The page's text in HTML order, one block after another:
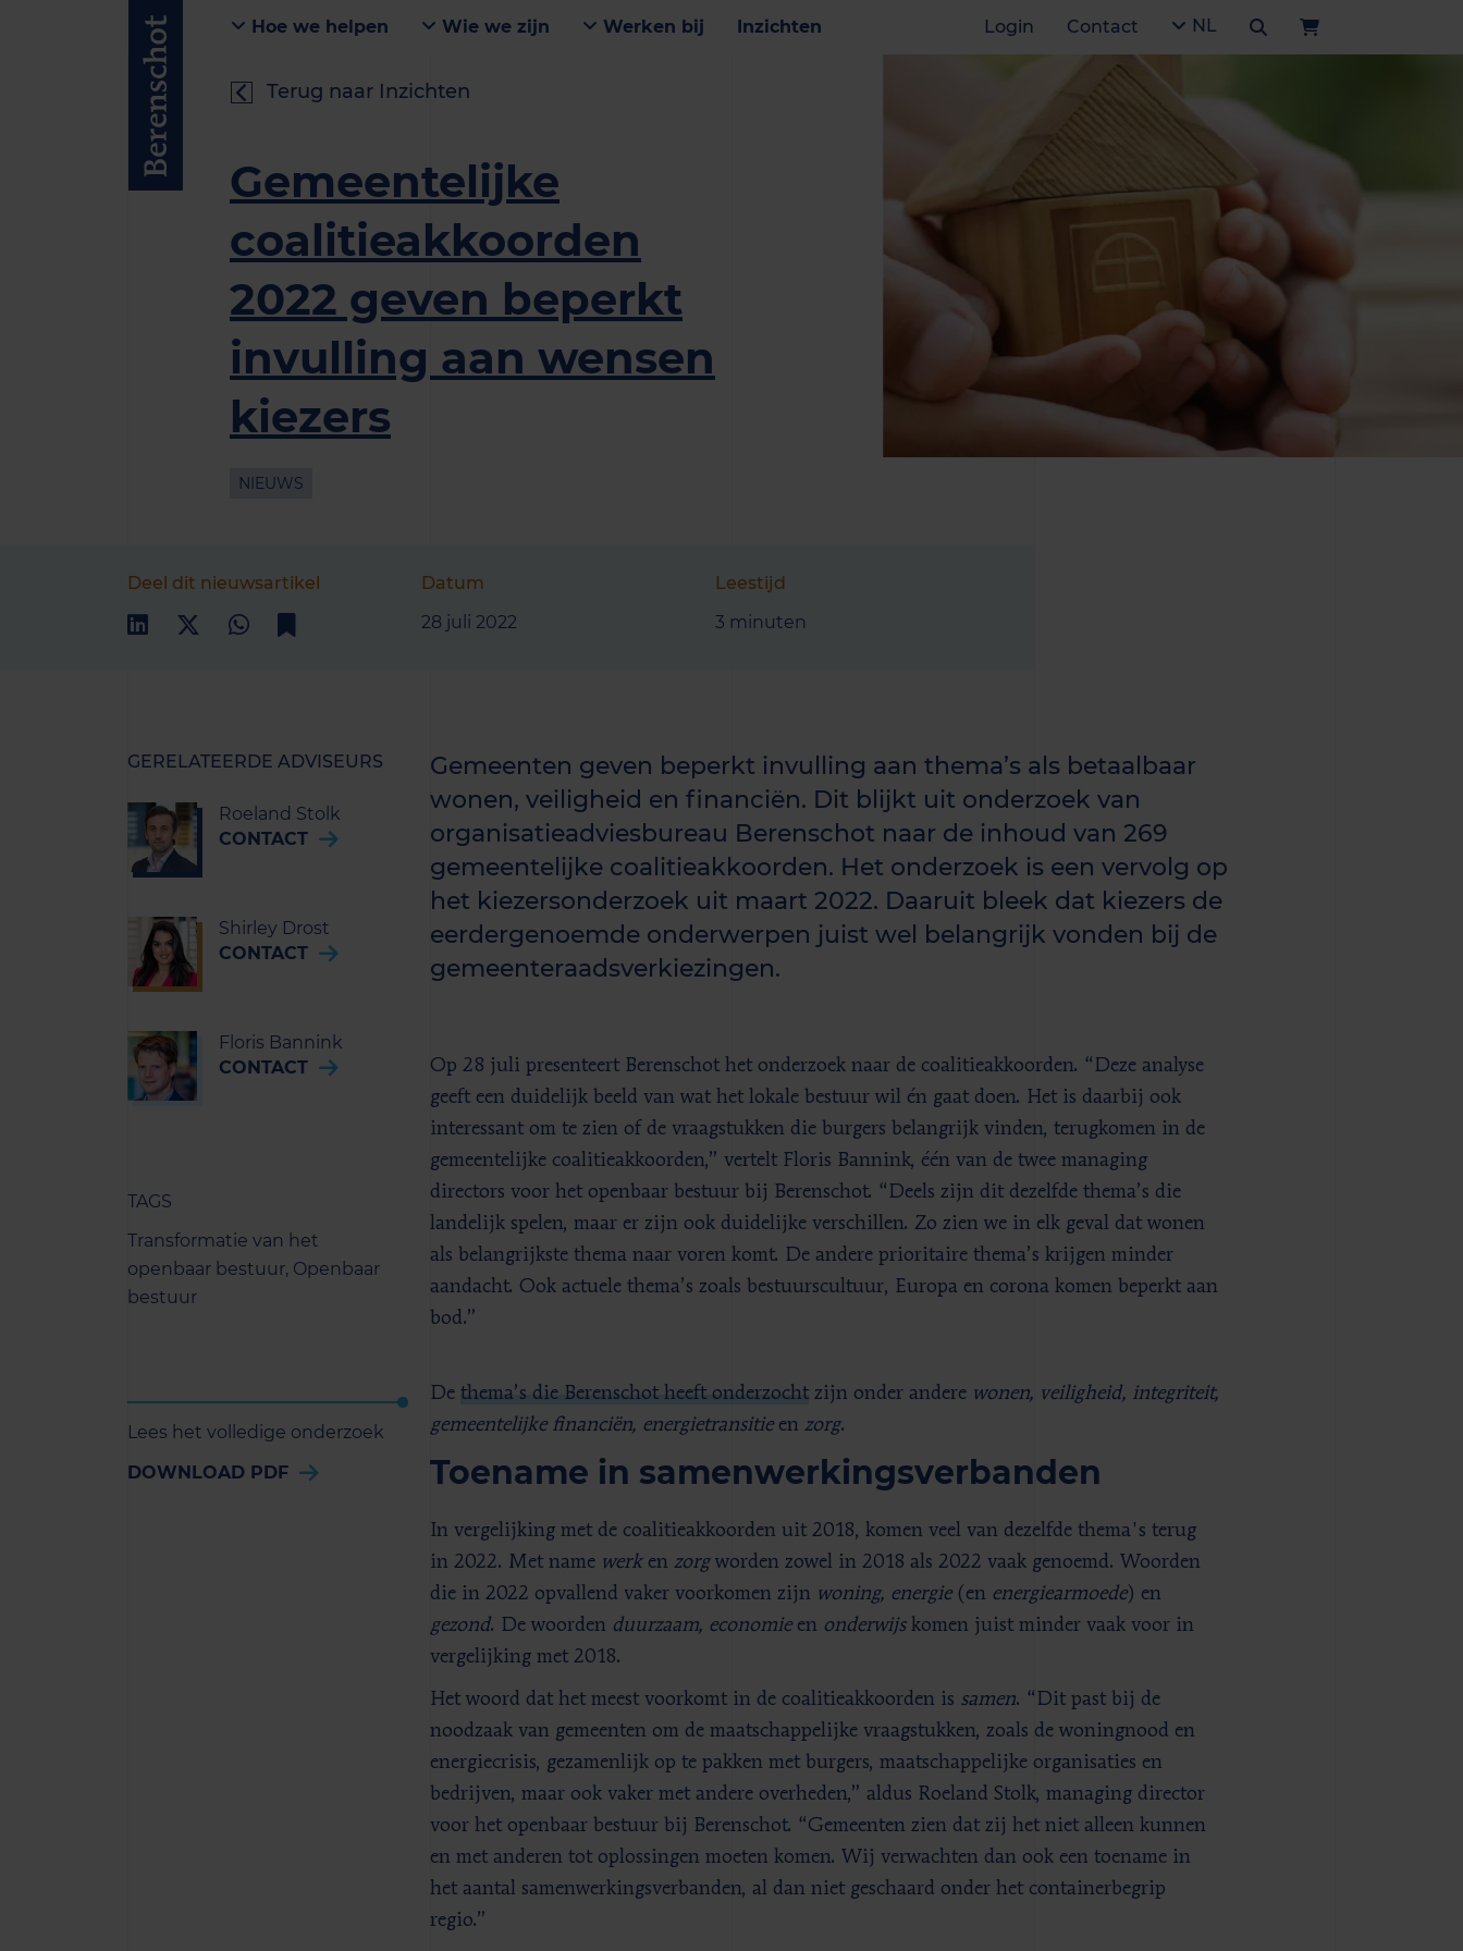
Hoe we helpen Wie we zijn Werken bij Inzichten Login Contact NL
Terug naar Inzichten
Gemeentelijke
coalitieakkoorden
2022 geven beperkt
invulling aan wensen
kiezers
NIEUWS
Deel dit nieuwsartikel
Datum
28 juli 2022
Leestijd
3 minuten
GERELATEERDE ADVISEURS
Roeland Stolk
CONTACT
Shirley Drost
CONTACT
Floris Bannink
CONTACT
TAGS
Transformatie van het
openbaar bestuur, Openbaar
bestuur
Gemeenten geven beperkt invulling aan thema’s als betaalbaar
wonen, veiligheid en financiën. Dit blijkt uit onderzoek van
organisatieadviesbureau Berenschot naar de inhoud van 269
gemeentelijke coalitieakkoorden. Het onderzoek is een vervolg op
het kiezersonderzoek uit maart 2022. Daaruit bleek dat kiezers de
eerdergenoemde onderwerpen juist wel belangrijk vonden bij de
gemeenteraadsverkiezingen.
Op 28 juli presenteert Berenschot het onderzoek naar de coalitieakkoorden. “Deze analyse
geeft een duidelijk beeld van wat het lokale bestuur wil én gaat doen. Het is daarbij ook
interessant om te zien of de vraagstukken die burgers belangrijk vinden, terugkomen in de
gemeentelijke coalitieakkoorden,” vertelt Floris Bannink, één van de twee managing
directors voor het openbaar bestuur bij Berenschot. “Deels zijn dit dezelfde thema’s die
landelijk spelen, maar er zijn ook duidelijke verschillen. Zo zien we in elk geval dat wonen
als belangrijkste thema naar voren komt. De andere prioritaire thema’s krijgen minder
aandacht. Ook actuele thema’s zoals bestuurscultuur, Europa en corona komen beperkt aan
bod.”
Lees het volledige onderzoek
DOWNLOAD PDF
De thema’s die Berenschot heeft onderzochtzijn onder andere wonen, veiligheid, integriteit,
gemeentelijke financiën, energietransitieen zorg.
Toename in samenwerkingsverbanden
In vergelijking met de coalitieakkoorden uit 2018, komen veel van dezelfde thema's terug
in 2022. Met name werken zorgworden zowel in 2018 als 2022 vaak genoemd. Woorden
die in 2022 opvallend vaker voorkomen zijn woning, energie(en energiearmoede) en
gezond. De woorden duurzaam, economieen onderwijskomen juist minder vaak voor in
vergelijking met 2018.​
Het woord dat het meest voorkomt in de coalitieakkoorden is samen. “Dit past bij de
noodzaak van gemeenten om de maatschappelijke vraagstukken, zoals de woningnood en
energiecrisis, gezamenlijk op te pakken met burgers, maatschappelijke organisaties en
bedrijven, maar ook vaker met andere overheden,” aldus Roeland Stolk, managing director
voor het openbaar bestuur bij Berenschot. “Gemeenten zien dat zij het niet alleen kunnen
en met anderen tot oplossingen moeten komen. Wij verwachten dan ook een toename in
het aantal samenwerkingsverbanden, al dan niet geschaard onder het containerbegrip
regio.”